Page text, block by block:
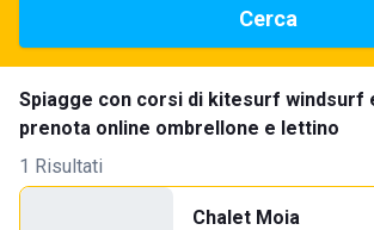
Cerca
Spiagge con corsi di kitesurf windsurf
prenota online ombrellone e lettino
1 Risultati
Chalet Moia